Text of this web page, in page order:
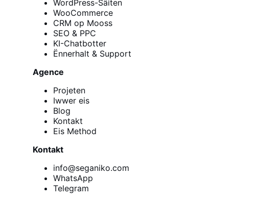
WordPress-Säiten
WooCommerce
CRM op Mooss
SEO & PPC
KI-Chatbotter
Ënnerhalt & Support
Agence
Projeten
Iwwer eis
Blog
Kontakt
Eis Method
Kontakt
info@seganiko.com
WhatsApp
Telegram